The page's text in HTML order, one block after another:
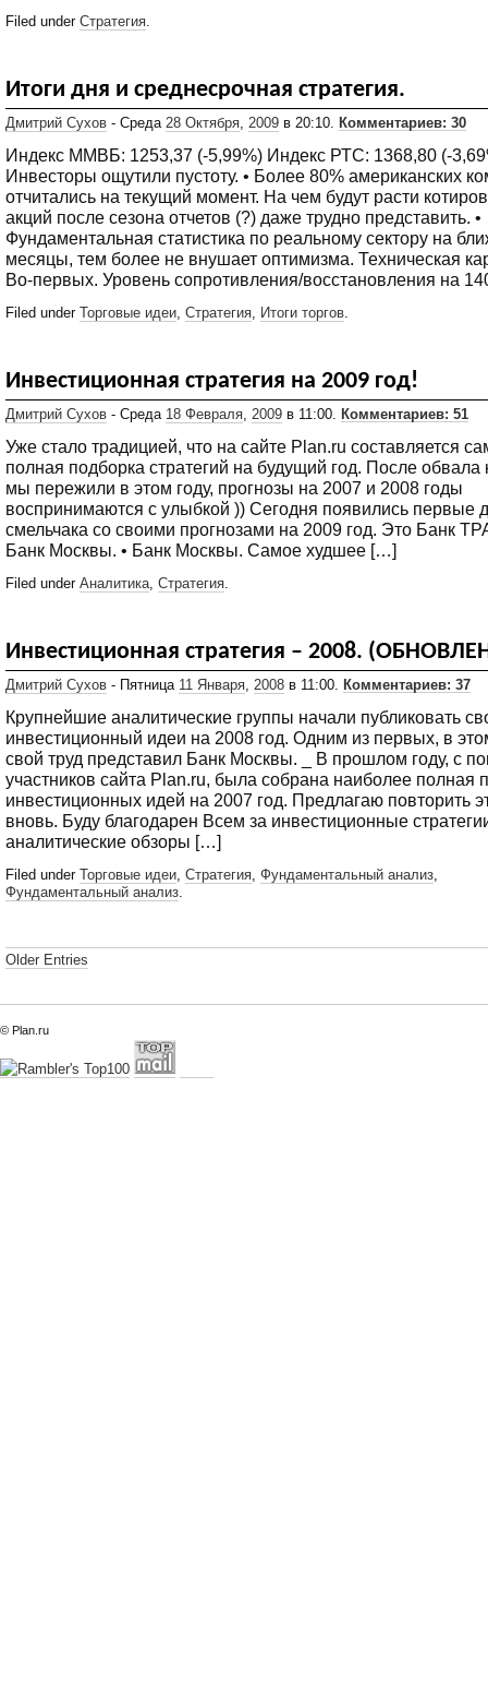
Filed under Стратегия.
Итоги дня и среднесрочная стратегия.
Дмитрий Сухов - Среда 28 Октября 2009 в 20:10. Комментариев: 30
Индекс ММВБ: 1253,37 (-5,99%) Индекс РТС: 1368,80 (-
Инвесторы ощутили пустоту. • Более 80% американских
отчитались на текущий момент. На чем будут расти
акций после сезона отчетов (?) даже трудно представить. •
Фундаментальная статистика по реальному сектору на
месяцы, тем более не внушает оптимизма. Техническая
Во-первых. Уровень сопротивления/восстановления на
Filed under Торговые идеи, Стратегия, Итоги торгов.
Инвестиционная стратегия на 2009 год!
Дмитрий Сухов - Среда 18 Февраля 2009 в 11:00. Комментариев: 51
Уже стало традицией, что на сайте Plan.ru составляется
полная подборка стратегий на будущий год. После обвала
мы пережили в этом году, прогнозы на 2007 и 2008 годы
воспринимаются с улыбкой )) Сегодня появились первые
смельчака со своими прогнозами на 2009 год. Это Банк
Банк Москвы. • Банк Москвы. Самое худшее […]
Filed under Аналитика, Стратегия.
Инвестиционная стратегия – 2008.
Дмитрий Сухов - Пятница 11 Января 2008 в 11:00. Комментариев: 37
Крупнейшие аналитические группы начали публиковать
инвестиционный идеи на 2008 год. Одним из первых, в
свой труд представил Банк Москвы. _ В прошлом году, с
участников сайта Plan.ru, была собрана наиболее полная
инвестиционных идей на 2007 год. Предлагаю повторить
вновь. Буду благодарен Всем за инвестиционные
аналитические обзоры […]
Filed under Торговые идеи, Стратегия, Фундаментальный анализ,
Фундаментальный анализ.
Older Entries
© Plan.ru